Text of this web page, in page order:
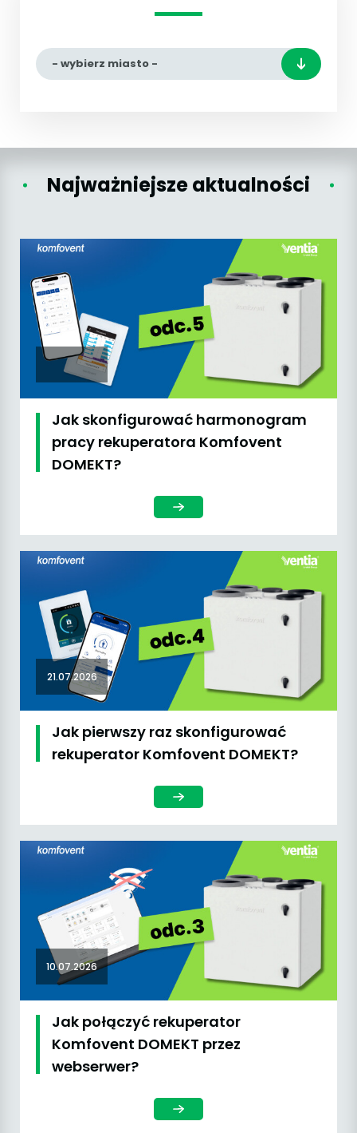
- wybierz miasto -
Najważniejsze aktualności
Jak skonfigurować harmonogram
pracy rekuperatora Komfovent
DOMEKT?
21.07.2026
Jak pierwszy raz skonfigurować
rekuperator Komfovent DOMEKT?
10.07.2026
Jak połączyć rekuperator
Komfovent DOMEKT przez
webserwer?